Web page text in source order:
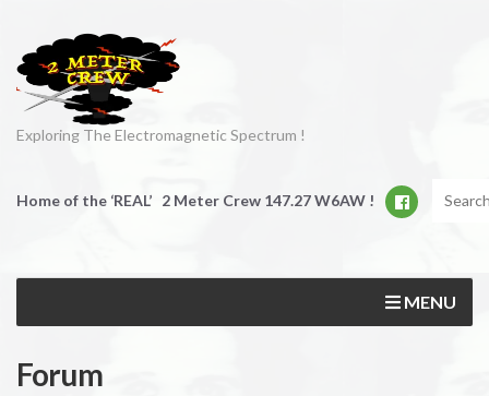
Exploring The Electromagnetic Spectrum !
Home of the ‘REAL’ 2 Meter Crew 147.27 W6AW !
MENU
Forum